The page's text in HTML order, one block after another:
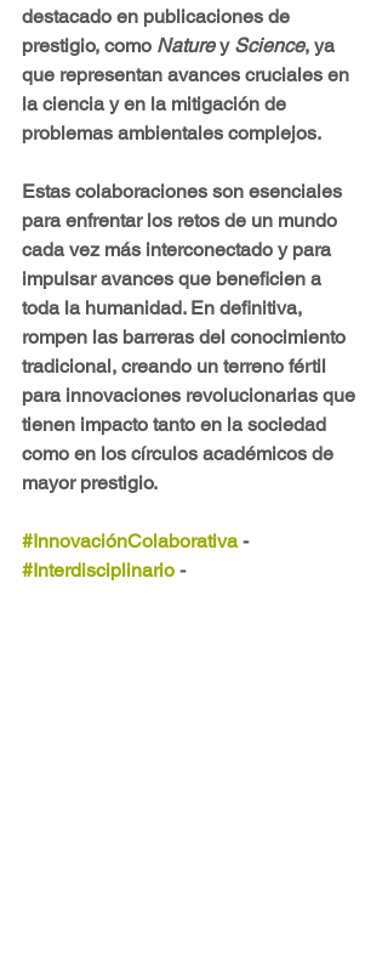
destacado en publicaciones de
prestigio, como Nature y Science, ya
que representan avances cruciales en
la ciencia y en la mitigación de
problemas ambientales complejos.
Estas colaboraciones son esenciales
para enfrentar los retos de un mundo
cada vez más interconectado y para
impulsar avances que beneficien a
toda la humanidad. En definitiva,
rompen las barreras del conocimiento
tradicional, creando un terreno fértil
para innovaciones revolucionarias que
tienen impacto tanto en la sociedad
como en los círculos académicos de
mayor prestigio.
#InnovaciónColaborativa -
#Interdisciplinario -